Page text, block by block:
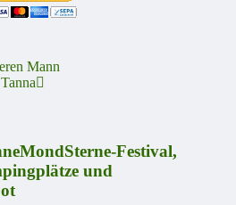
Mann
Festival,
und